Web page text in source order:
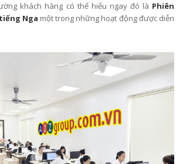
khách hàng có thể hiểu ngay đó là Phiên
Nga một trong những hoạt động được diễn